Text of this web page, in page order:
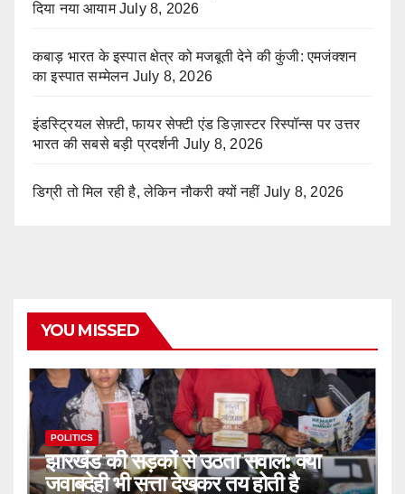
दिया नया आयाम July 8, 2026
कबाड़ भारत के इस्पात क्षेत्र को मजबूती देने की कुंजी: एमजंक्शन
का इस्पात सम्मेलन July 8, 2026
इंडस्ट्रियल सेफ़्टी, फायर सेफ्टी एंड डिज़ास्टर रिस्पॉन्स पर उत्तर
भारत की सबसे बड़ी प्रदर्शनी July 8, 2026
डिग्री तो मिल रही है, लेकिन नौकरी क्यों नहीं July 8, 2026
YOU MISSED
POLITICS
झारखंड की सड़कों से उठता सवाल: क्या
जवाबदेही भी सत्ता देखकर तय होती है